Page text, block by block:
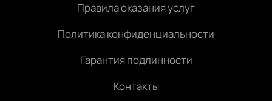
Правила оказания услуг
Политика конфиденциальности
Гарантия подлинности
Контакты